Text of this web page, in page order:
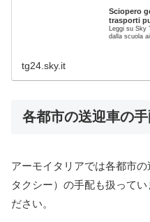
Sciopero
trasporti
Leggi su
dalla scuola
tg24.sky.it
各都市の送迎車の
アーモイタリアでは各都市の
タクシー）の手配も扱って
ださい。